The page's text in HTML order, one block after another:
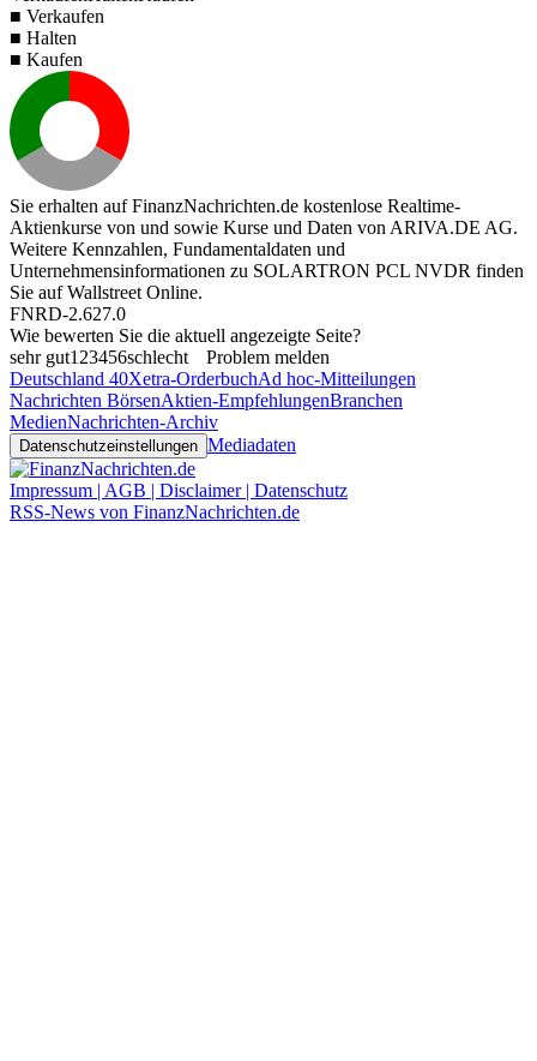
■ Verkaufen
■ Halten
■ Kaufen
Sie erhalten auf FinanzNachrichten.de kostenlose Realtime-
Aktienkurse von und sowie Kurse und Daten von ARIVA.DE AG.
Weitere Kennzahlen, Fundamentaldaten und
Unternehmensinformationen zu SOLARTRON PCL NVDR finden
Sie aufWallstreet Online.
FNRD-2.627.0
Wie bewerten Sie die aktuell angezeigte Seite?
sehr gut1 23456schlecht
Problem melden
Deutschland 40Xetra-OrderbuchAd hoc-Mitteilungen
Nachrichten BörsenAktien-EmpfehlungenBranchen
MedienNachrichten-Archiv
Datenschutzeinstellungen Mediadaten
Impressum | AGB | Disclaimer | Datenschutz
RSS-News von FinanzNachrichten.de